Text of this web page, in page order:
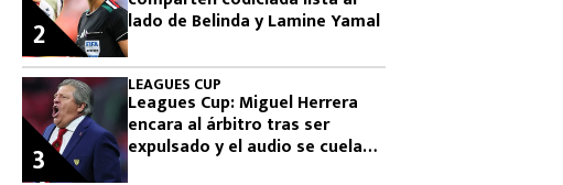
lado de Belinda y Lamine Yamal
2
LEAGUES CUP
Leagues Cup: Miguel Herrera
encara al árbitro tras ser
expulsado y el audio se cuela
3